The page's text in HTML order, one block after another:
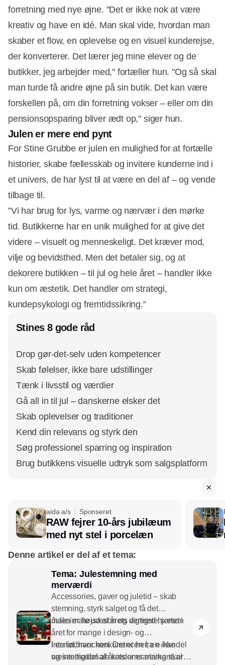
forretning med nye øjne. "Det er ikke nok at være
kreativ og have en idé. Man skal vide, hvordan man
skaber et flow, en oplevelse og en visuel kunderejse,
der konverterer. Det lærer jeg mine elever og de
butikker, jeg arbejder med," fortæller hun. "Og så skal
man turde få andre øjne på sin butik. Det kan være
forskellen på, om din forretning vokser – eller om din
pensionsopsparing bliver ædt op," siger hun.
Julen er mere end pynt
For Stine Grubbe er julen en mulighed for at fortælle
historier, skabe fællesskab og invitere kunderne ind i
et univers, de har lyst til at være en del af – og vende
tilbage til.
”Vi har brug for lys, varme og nærvær i den mørke
tid. Butikkerne har en unik mulighed for at give det
videre – visuelt og menneskeligt. Det kræver mod,
vilje og bevidsthed. Men det betaler sig, og at
dekorere butikken – til jul og hele året – handler ikke
kun om æstetik. Det handler om strategi,
kundepsykologi og fremtidssikring.”
Stines 8 gode råd
Drop gør-det-selv uden kompetencer
Skab følelser, ikke bare udstillinger
Tænk i livsstil og værdier
Gå all in til jul – danskerne elsker det
Skab oplevelser og traditioner
Kend din relevans og styrk den
Søg professionel sparring og inspiration
Brug butikkens visuelle udtryk som salgsplatform
aida a/s Sponseret
RAW fejrer 10-års jubilæum
med nyt stel i porcelæn
Denne artikel er del af et tema:
Tema: Julestemning med
merværdi
Accessories, gaver og juletid – skab
stemning, styrk salget og få det
maksimale ud af årets vigtigste sæson
Julen er højsæson og dermed hjertet i
året for mange i design- og
interiørbranchen. Det er her, en ikke
væsentlig del af årets omsætning skal
I en tid, hvor konkurrencen fra e-handel
og internationale kæder er markant, er